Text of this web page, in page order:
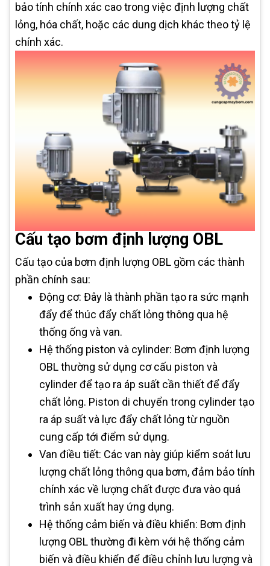
bảo tính chính xác cao trong việc định lượng chất
lỏng, hóa chất, hoặc các dung dịch khác theo tỷ lệ
chính xác.
Cấu tạo bơm định lượng OBL
Cấu tạo của bơm định lượng OBL gồm các thành
phần chính sau:
Động cơ: Đây là thành phần tạo ra sức mạnh
đẩy để thúc đẩy chất lỏng thông qua hệ
thống ống và van.
Hệ thống piston và cylinder: Bơm định lượng
OBL thường sử dụng cơ cấu piston và
cylinder để tạo ra áp suất cần thiết để đẩy
chất lỏng. Piston di chuyển trong cylinder tạo
ra áp suất và lực đẩy chất lỏng từ nguồn
cung cấp tới điểm sử dụng.
Van điều tiết: Các van này giúp kiểm soát lưu
lượng chất lỏng thông qua bơm, đảm bảo tính
chính xác về lượng chất được đưa vào quá
trình sản xuất hay ứng dụng.
Hệ thống cảm biến và điều khiển: Bơm định
lượng OBL thường đi kèm với hệ thống cảm
biến và điều khiển để điều chỉnh lưu lượng và